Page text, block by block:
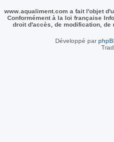
www.aqualiment.com a fait l'objet
Conformément à la loi française
droit d'accès, de modification,
Développé par